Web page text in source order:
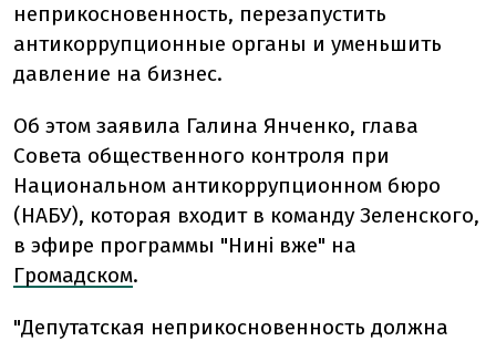
неприкосновенность, перезапустить
антикоррупционные органы и уменьшить
давление на бизнес.
Об этом заявила Галина Янченко, глава
Совета общественного контроля при
Национальном антикоррупционном бюро
(НАБУ), которая входит в команду Зеленского,
в эфире программы "Нині вже" на
Громадском.
"Депутатская неприкосновенность должна